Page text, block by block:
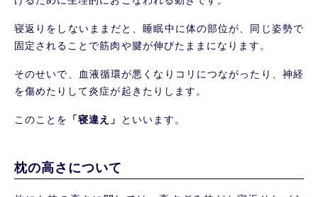
寝返りをしないままだと、睡眠中に体の部位が、同じ姿勢で
固定されることで筋肉や腱が伸びたままになります。
そのせいで、血液循環が悪くなりコリにつながったり、神経
を傷めたりして炎症が起きたりします。
このことを 「寝違え」 といいます。
枕の高さについて